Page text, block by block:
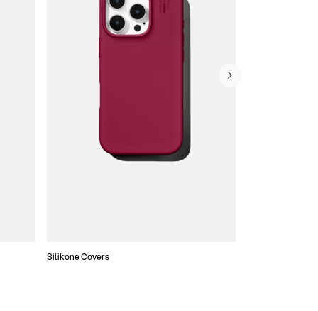
Silikone Covers